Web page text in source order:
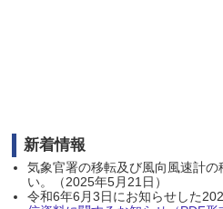
新着情報
気象官署の移転及び風向風速計
い。（2025年5月21日）
令和6年6月3日にお知らせした